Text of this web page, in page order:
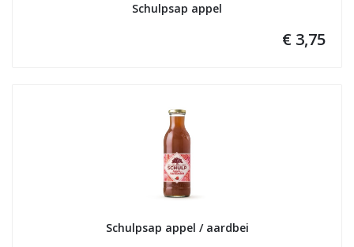
Schulpsap appel
€ 3,75
Schulpsap appel / aardbei